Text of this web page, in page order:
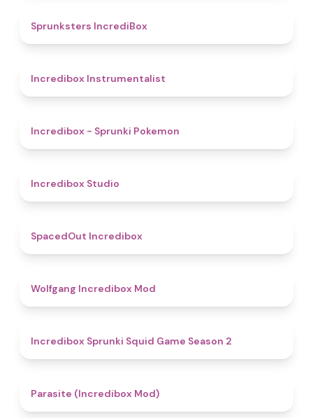
Sprunksters IncrediBox
Incredibox Instrumentalist
Incredibox - Sprunki Pokemon
Incredibox Studio
SpacedOut Incredibox
Wolfgang Incredibox Mod
Incredibox Sprunki Squid Game Season 2
Parasite (Incredibox Mod)